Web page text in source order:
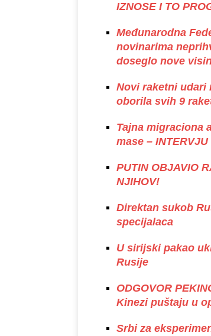
IZNOSE I TO
Međunarodna
novinarima
doseglo nove
Novi raketni udari
oborila svih 9
Tajna migraciona
mase – INTERVJU
PUTIN OBJAVIO
NJIHOV!
Direktan sukob
specijalaca
U sirijski pakao
Rusije
ODGOVOR
Kinezi puštaju u
Srbi za